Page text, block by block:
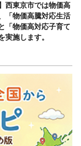
西東京市では物価高
「物価高騰対応生活
「物価高対応子育て
実施します。